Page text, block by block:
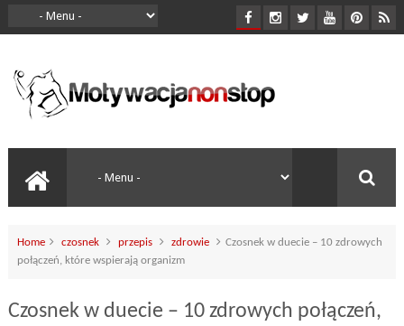
Home czosnek przepis zdrowie
Czosnek w duecie – 10 zdrowych
połączeń, które wspierają organizm
Czosnek w duecie – 10 zdrowych połączeń,